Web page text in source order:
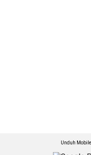
Unduh